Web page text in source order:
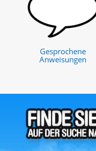
Gesprochene
Anweisungen